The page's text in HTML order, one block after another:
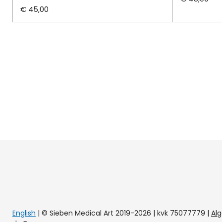
€ 45,00
English | © Sieben Medical Art 2019-2026 | kvk 75077779 |